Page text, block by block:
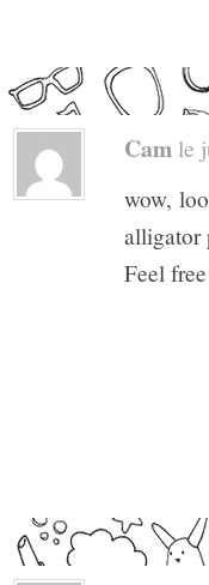
Cam le
wow,
alligator
Feel